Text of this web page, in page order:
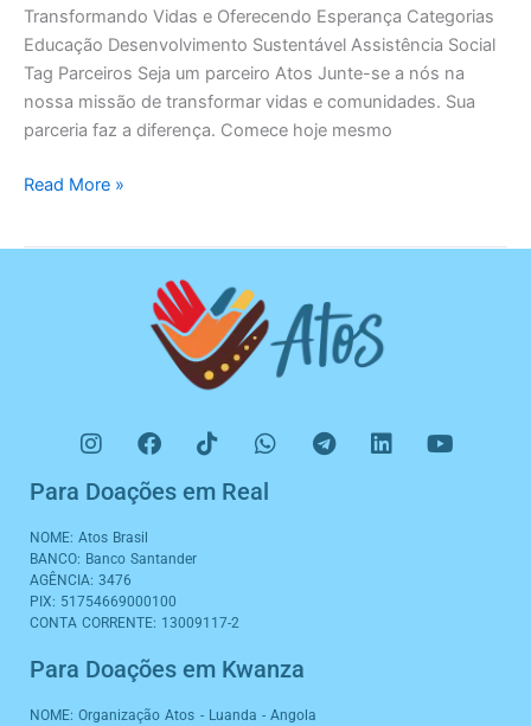
Transformando Vidas e Oferecendo Esperança Categorias
Educação Desenvolvimento Sustentável Assistência Social
Tag Parceiros Seja um parceiro Atos Junte-se a nós na
nossa missão de transformar vidas e comunidades. Sua
parceria faz a diferença. Comece hoje mesmo
Read More »
I
n
s
t
a
g
r
a
m
F
a
c
e
o
k
T
i
t
W
h
a
t
T
e
L
i
Y
o
Para Doações em Real
NOME: Atos Brasil
BANCO: Banco Santander
AGÊNCIA: 3476
PIX: 51754669000100
CONTA CORRENTE: 13009117-2
Para Doações em Kwanza
NOME: Organização Atos - Luanda - Angola